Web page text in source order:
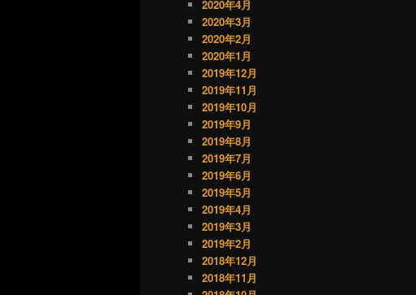
2020年4月
2020年3月
2020年2月
2020年1月
2019年12月
2019年11月
2019年10月
2019年9月
2019年8月
2019年7月
2019年6月
2019年5月
2019年4月
2019年3月
2019年2月
2018年12月
2018年11月